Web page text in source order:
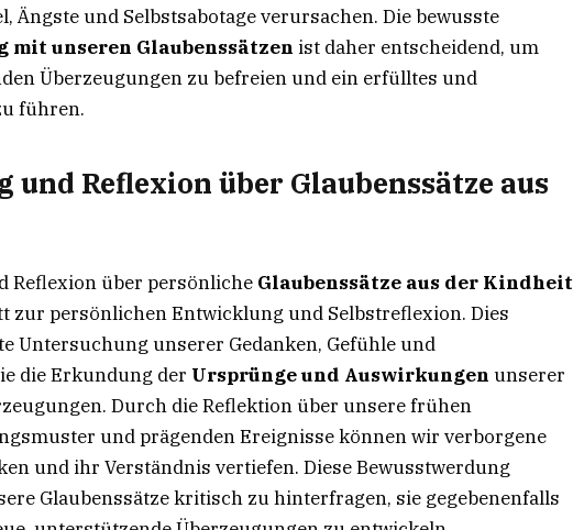
Ängste und Selbstsabotage verursachen. Die bewusste
mit unseren Glaubenssätzen ist daher entscheidend, um
Überzeugungen zu befreien und ein erfülltes und
führen.
Reflexion über Glaubenssätze aus
Reflexion über persönliche Glaubenssätze aus der Kindheit
zur persönlichen Entwicklung und Selbstreflexion. Dies
Untersuchung unserer Gedanken, Gefühle und
die Erkundung der Ursprünge und Auswirkungen unserer
Durch die Reflektion über unsere frühen
und prägenden Ereignisse können wir verborgene
und ihr Verständnis vertiefen. Diese Bewusstwerdung
Glaubenssätze kritisch zu hinterfragen, sie gegebenenfalls